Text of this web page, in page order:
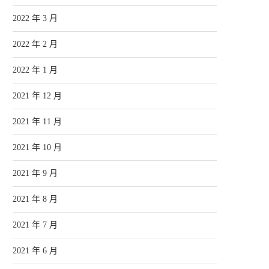
2022 年 3 月
2022 年 2 月
2022 年 1 月
2021 年 12 月
2021 年 11 月
2021 年 10 月
2021 年 9 月
2021 年 8 月
2021 年 7 月
2021 年 6 月